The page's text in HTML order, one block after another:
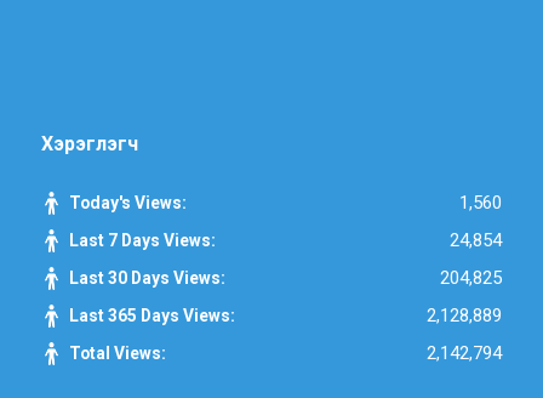
Хэрэглэгч
Today's Views: 1,560
Last 7 Days Views: 24,854
Last 30 Days Views: 204,825
Last 365 Days Views: 2,128,889
Total Views: 2,142,794